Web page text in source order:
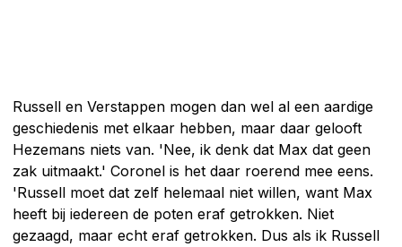
Russell en Verstappen mogen dan wel al een aardige
geschiedenis met elkaar hebben, maar daar gelooft
Hezemans niets van. 'Nee, ik denk dat Max dat geen
zak uitmaakt.' Coronel is het daar roerend mee eens.
'Russell moet dat zelf helemaal niet willen, want Max
heeft bij iedereen de poten eraf getrokken. Niet
gezaagd, maar echt eraf getrokken. Dus als ik Russell